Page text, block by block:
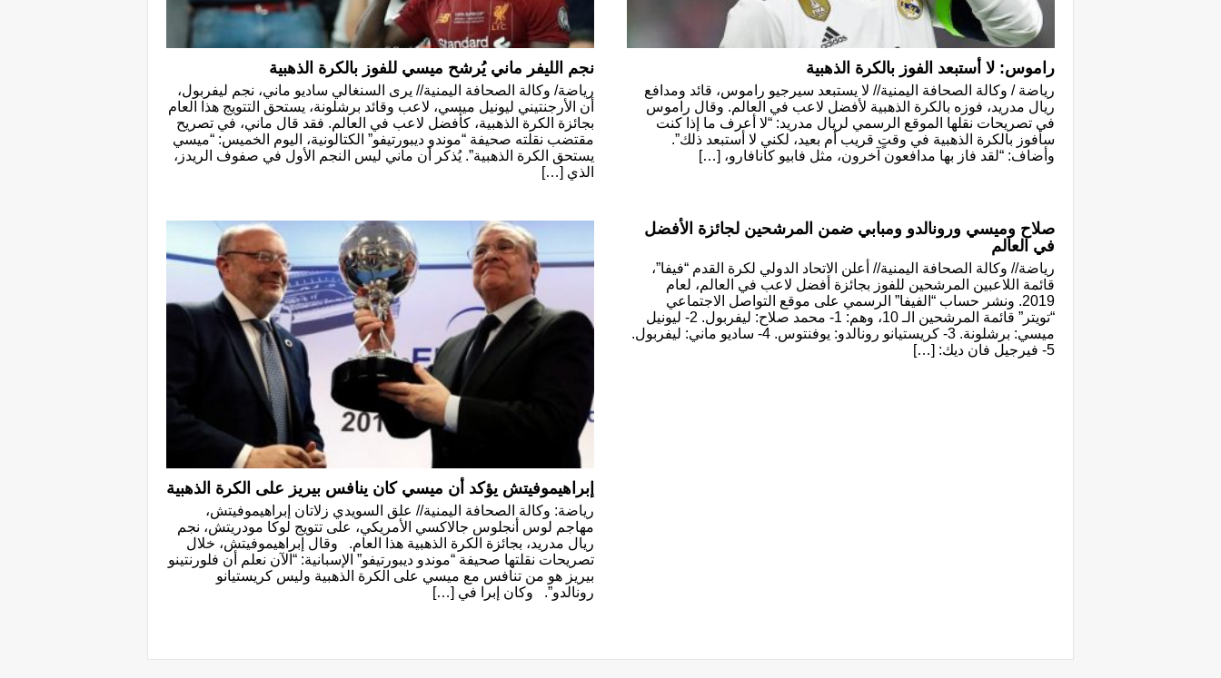
راموس: لا أستبعد الفوز بالكرة الذهبية
رياضة / وكالة الصحافة اليمنية// لا يستبعد سيرجيو راموس، قائد ومدافع
ريال مدريد، فوزه بالكرة الذهبية لأفضل لاعب في العالم. وقال راموس
في تصريحات نقلها الموقع الرسمي لريال مدريد: “لا أعرف ما إذا كنت
سأفوز بالكرة الذهبية في وقتٍ قريب أم بعيد، لكني لا أستبعد ذلك”.
وأضاف: “لقد فاز بها مدافعون آخرون، مثل فابيو كانافارو، […]
نجم الليفر ماني يُرشح ميسي للفوز بالكرة الذهبية
رياضة/ وكالة الصحافة اليمنية// يرى السنغالي ساديو ماني، نجم ليفربول،
أن الأرجنتيني ليونيل ميسي، لاعب وقائد برشلونة، يستحق التتويج هذا العام
بجائزة الكرة الذهبية، كأفضل لاعب في العالم. فقد قال ماني، في تصريح
مقتضب نقلته صحيفة “موندو ديبورتيفو” الكتالونية، اليوم الخميس: “ميسي
يستحق الكرة الذهبية”. يُذكر أن ماني ليس النجم الأول في صفوف الريدز،
الذي […]
صلاح وميسي ورونالدو ومبابي ضمن المرشحين لجائزة الأفضل
في العالم
رياضة// وكالة الصحافة اليمنية// أعلن الاتحاد الدولي لكرة القدم “فيفا”،
قائمة اللاعبين المرشحين للفوز بجائزة أفضل لاعب في العالم، لعام
2019. ونشر حساب “الفيفا” الرسمي على موقع التواصل الاجتماعي
“تويتر” قائمة المرشحين الـ 10، وهم: 1- محمد صلاح: ليفربول. 2- ليونيل
ميسي: برشلونة. 3- كريستيانو رونالدو: يوفنتوس. 4- ساديو ماني: ليفربول.
5- فيرجيل فان ديك: […]
إبراهيموفيتش يؤكد أن ميسي كان ينافس بيريز على الكرة الذهبية
رياضة: وكالة الصحافة اليمنية// علق السويدي زلاتان إبراهيموفيتش،
مهاجم لوس أنجلوس جالاكسي الأمريكي، على تتويج لوكا مودريتش، نجم
ريال مدريد، بجائزة الكرة الذهبية هذا العام. وقال إبراهيموفيتش، خلال
تصريحات نقلتها صحيفة “موندو ديبورتيفو” الإسبانية: “الآن نعلم أن فلورنتينو
بيريز هو من تنافس مع ميسي على الكرة الذهبية وليس كريستيانو
رونالدو”. وكان إبرا في […]